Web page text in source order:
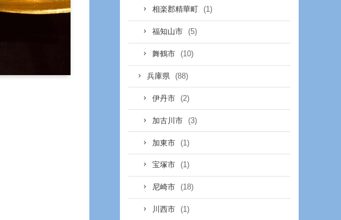
相楽郡精華町 (1)
福知山市 (5)
舞鶴市 (10)
兵庫県 (88)
伊丹市 (2)
加古川市 (3)
加東市 (1)
宝塚市 (1)
尼崎市 (18)
川西市 (1)